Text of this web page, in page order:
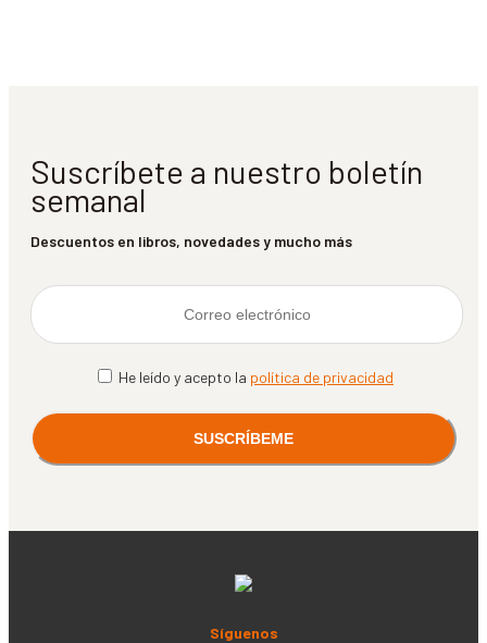
Suscríbete a nuestro boletín
semanal
Descuentos en libros, novedades y mucho más
He leído y acepto la política de privacidad
Síguenos